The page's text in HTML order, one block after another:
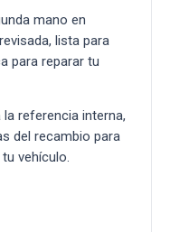
mano en
lista para
para reparar tu
referencia interna,
del recambio para
vehículo.